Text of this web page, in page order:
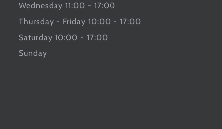
Wednesday 11:00 - 17:00
Thursday - Friday 10:00 - 17:00
Saturday 10:00 - 17:00
Sunday